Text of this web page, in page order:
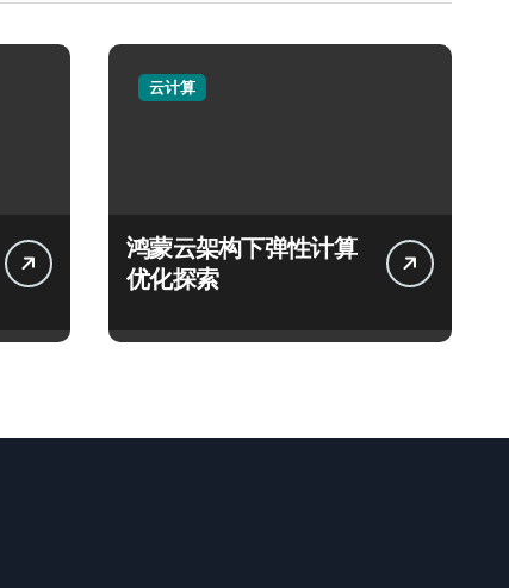
云计算
鸿蒙云架构下弹性计算
优化探索